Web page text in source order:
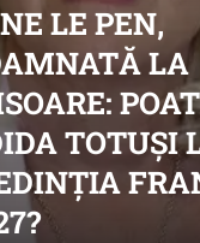
LE PEN,
LA
TOTUȘI